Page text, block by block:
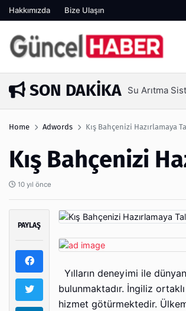
Hakkımızda Bize Ulaşın
SON DAKIKA
5 gün önce Su Arıtma
Home Adwords Kış Bahçenizi Hazırlamaya
Kış Bahçenizi
10 yıl önce
PAYLAŞ
Yılların deneyimi ile
bulunmaktadır. İngiliz
hizmet götürmektedir.